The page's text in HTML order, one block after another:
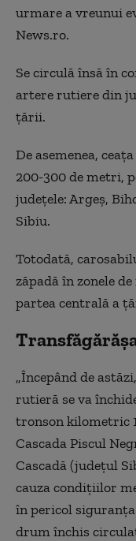
urmare a vreunui
News.ro.
Se circulă însă în
artere rutiere din
ţării.
De asemenea,
200-300 de metri,
judeţele: Argeş,
Sibiu.
Totodată,
zăpadă în zonele
partea centrală a
„Începând de
rutieră se va
tronson kilometric
Cascada Piscul
Cascadă (judeţul
cauza condiţiilor
în pericol
drum închis